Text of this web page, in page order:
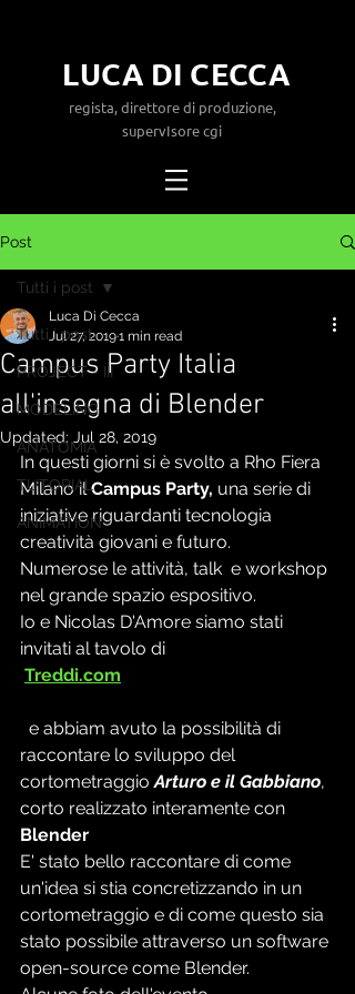
LUCA DI CECCA
regista, direttore di produzione,
supervIsore cgi
Post
Tutti i post
PROJECT - III
MODELING
ANATOMIA
TUTORIAL
ANIMATION
Tutti i post
Campus Party Italia
all'insegna di Blender
Luca Di Cecca
Jul 27, 20191 min read
Updated: Jul 28, 2019
In questi giorni si è svolto a Rho Fiera
Milano il Campus Party, una serie di
iniziative riguardanti tecnologia
creatività giovani e futuro.
Numerose le attività, talk  e workshop
nel grande spazio espositivo.
Io e Nicolas D'Amore siamo stati
invitati al tavolo di
Treddi.com
raccontare lo sviluppo del
cortometraggio Arturo e il Gabbiano,
corto realizzato interamente con
Blender
E' stato bello raccontare di come
un'idea si stia concretizzando in un
cortometraggio e di come questo sia
stato possibile attraverso un software
open-source come Blender.